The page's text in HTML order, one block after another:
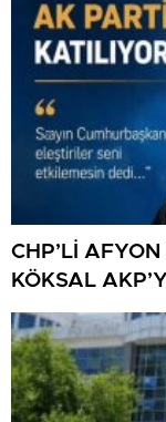
CHP’Lİ
KÖKSAL
GÖTÜRÜYOR!